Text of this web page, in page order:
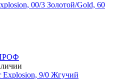
00/3 Золотой/Gold, 60